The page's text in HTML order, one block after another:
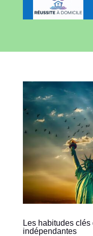
Les habitudes
indépendantes